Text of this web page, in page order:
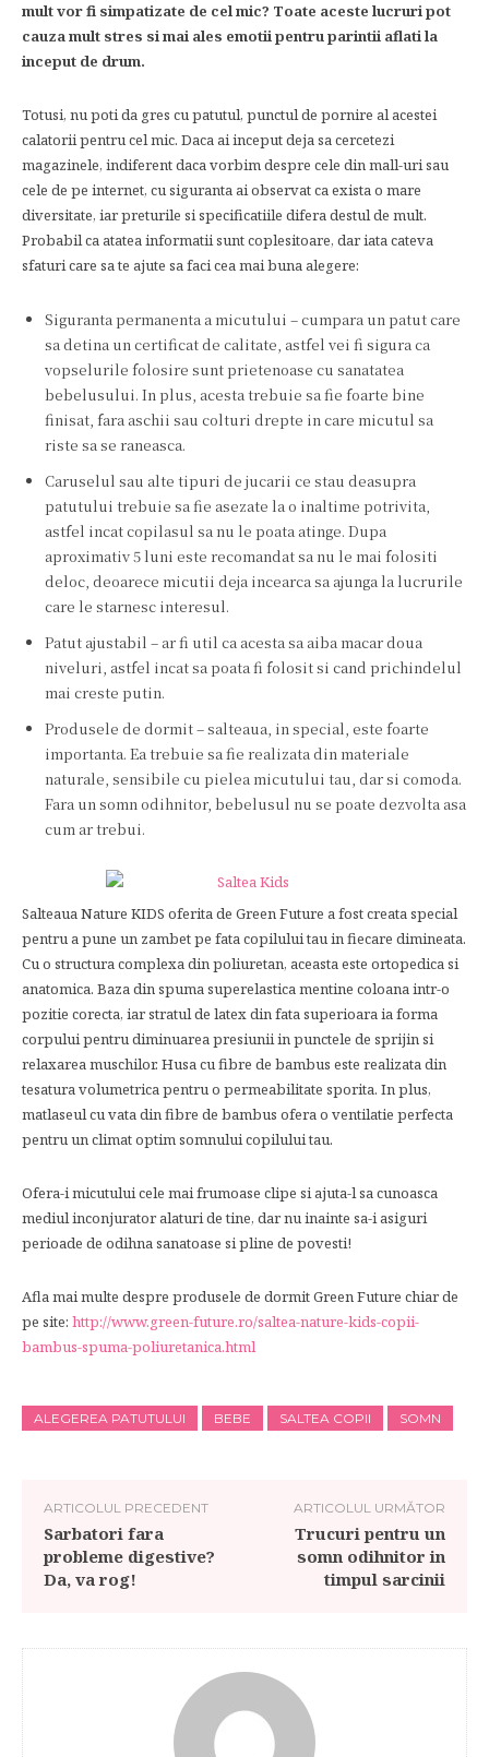
mult vor fi simpatizate de cel mic? Toate aceste lucruri pot
cauza mult stres si mai ales emotii pentru parintii aflati la
inceput de drum.
Totusi, nu poti da gres cu patutul, punctul de pornire al acestei
calatorii pentru cel mic. Daca ai inceput deja sa cercetezi
magazinele, indiferent daca vorbim despre cele din mall-uri sau
cele de pe internet, cu siguranta ai observat ca exista o mare
diversitate, iar preturile si specificatiile difera destul de mult.
Probabil ca atatea informatii sunt coplesitoare, dar iata cateva
sfaturi care sa te ajute sa faci cea mai buna alegere:
Siguranta permanenta a micutului – cumpara un patut care
sa detina un certificat de calitate, astfel vei fi sigura ca
vopselurile folosire sunt prietenoase cu sanatatea
bebelusului. In plus, acesta trebuie sa fie foarte bine
finisat, fara aschii sau colturi drepte in care micutul sa
riste sa se raneasca.
Caruselul sau alte tipuri de jucarii ce stau deasupra
patutului trebuie sa fie asezate la o inaltime potrivita,
astfel incat copilasul sa nu le poata atinge. Dupa
aproximativ 5 luni este recomandat sa nu le mai folositi
deloc, deoarece micutii deja incearca sa ajunga la lucrurile
care le starnesc interesul.
Patut ajustabil – ar fi util ca acesta sa aiba macar doua
niveluri, astfel incat sa poata fi folosit si cand prichindelul
mai creste putin.
Produsele de dormit – salteaua, in special, este foarte
importanta. Ea trebuie sa fie realizata din materiale
naturale, sensibile cu pielea micutului tau, dar si comoda.
Fara un somn odihnitor, bebelusul nu se poate dezvolta asa
cum ar trebui.
Salteaua Nature KIDS oferita de Green Future a fost creata special
pentru a pune un zambet pe fata copilului tau in fiecare dimineata.
Cu o structura complexa din poliuretan, aceasta este ortopedica si
anatomica. Baza din spuma superelastica mentine coloana intr-o
pozitie corecta, iar stratul de latex din fata superioara ia forma
corpului pentru diminuarea presiunii in punctele de sprijin si
relaxarea muschilor. Husa cu fibre de bambus este realizata din
tesatura volumetrica pentru o permeabilitate sporita. In plus,
matlaseul cu vata din fibre de bambus ofera o ventilatie perfecta
pentru un climat optim somnului copilului tau.
Ofera-i micutului cele mai frumoase clipe si ajuta-l sa cunoasca
mediul inconjurator alaturi de tine, dar nu inainte sa-i asiguri
perioade de odihna sanatoase si pline de povesti!
Afla mai multe despre produsele de dormit Green Future chiar de
pe site: http://www.green-future.ro/saltea-nature-kids-copii-
bambus-spuma-poliuretanica.html
ALEGEREA PATUTULUI BEBE SALTEA COPII SOMN
ARTICOLUL PRECEDENT
Sarbatori fara
probleme digestive?
Da, va rog!
ARTICOLUL URMĂTOR
Trucuri pentru un
somn odihnitor in
timpul sarcinii